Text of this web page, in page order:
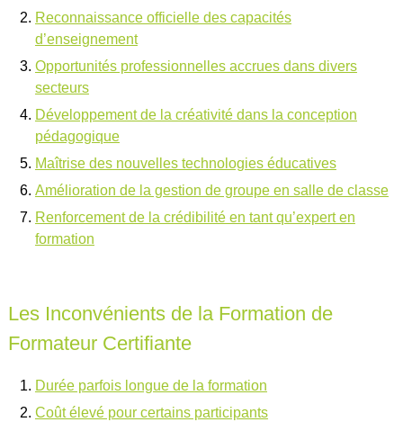
Reconnaissance officielle des capacités
d’enseignement
Opportunités professionnelles accrues dans divers
secteurs
Développement de la créativité dans la conception
pédagogique
Maîtrise des nouvelles technologies éducatives
Amélioration de la gestion de groupe en salle de classe
Renforcement de la crédibilité en tant qu’expert en
formation
Les Inconvénients de la Formation de
Formateur Certifiante
Durée parfois longue de la formation
Coût élevé pour certains participants